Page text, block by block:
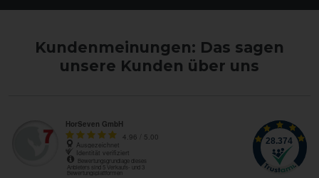
Kundenmeinungen: Das sagen
unsere Kunden über uns